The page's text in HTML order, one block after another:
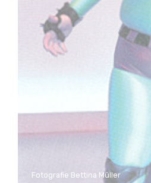
Fotografie Bettina Müller